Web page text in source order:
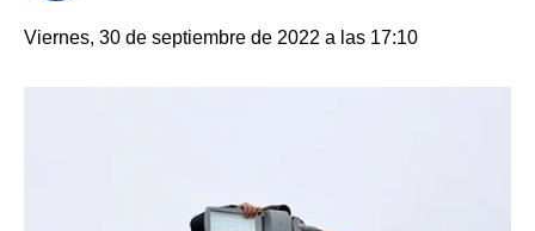
Viernes, 30 de septiembre de 2022 a las 17:10